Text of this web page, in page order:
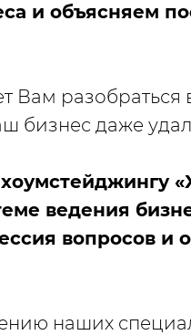
и объясняем
Вам разобраться
бизнес даже
ведения
вопросов и
наших